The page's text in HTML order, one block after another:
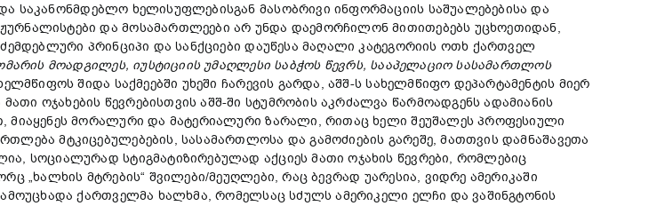
საკანონმდებლო ხელისუფლებისგან მასობრივი ინფორმაციის საშუალებებისა და
და მოსამართლეები არ უნდა დაემორჩილონ მითითებებს უცხოეთიდან,
პრინციპი და სანქციები დაუწესა მაღალი კატეგორიის ოთხ ქართველ
ის მოადგილეს, იუსტიციის უმაღლესი საბჭოს წევრს, სააპელაციო სასამართლოს
შიდა საქმეებში უხეში ჩარევის გარდა, აშშ-ს სახელმწიფო დეპარტამენტის მიერ
ოჯახების წევრებისთვის აშშ-ში სტუმრობის აკრძალვა წარმოადგენს ადამიანის
მიაყენეს მორალური და მატერიალური ზარალი, რითაც ხელი შეუშალეს პროფესიული
მტკიცებულებების, სასამართლოსა და გამოძიების გარეშე, მათთვის დამნაშავეთა
სოციალურად სტიგმატიზირებულად აქციეს მათი ოჯახის წევრები, რომლებიც
„ხალხის მტრების“ შვილები/მეუღლები, რაც ბევრად უარესია, ვიდრე ამერიკაში
ქართველმა ხალხმა, რომელსაც სძულს ამერიკელი ელჩი და ვაშინგტონის